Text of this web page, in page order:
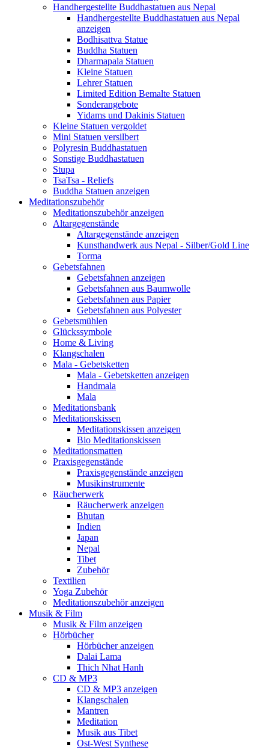
Handhergestellte Buddhastatuen aus Nepal
Handhergestellte Buddhastatuen aus Nepal
anzeigen
Bodhisattva Statue
Buddha Statuen
Dharmapala Statuen
Kleine Statuen
Lehrer Statuen
Limited Edition Bemalte Statuen
Sonderangebote
Yidams und Dakinis Statuen
Kleine Statuen vergoldet
Mini Statuen versilbert
Polyresin Buddhastatuen
Sonstige Buddhastatuen
Stupa
TsaTsa - Reliefs
Buddha Statuen anzeigen
Meditationszubehör
Meditationszubehör anzeigen
Altargegenstände
Altargegenstände anzeigen
Kunsthandwerk aus Nepal - Silber/Gold Line
Torma
Gebetsfahnen
Gebetsfahnen anzeigen
Gebetsfahnen aus Baumwolle
Gebetsfahnen aus Papier
Gebetsfahnen aus Polyester
Gebetsmühlen
Glückssymbole
Home & Living
Klangschalen
Mala - Gebetsketten
Mala - Gebetsketten anzeigen
Handmala
Mala
Meditationsbank
Meditationskissen
Meditationskissen anzeigen
Bio Meditationskissen
Meditationsmatten
Praxisgegenstände
Praxisgegenstände anzeigen
Musikinstrumente
Räucherwerk
Räucherwerk anzeigen
Bhutan
Indien
Japan
Nepal
Tibet
Zubehör
Textilien
Yoga Zubehör
Meditationszubehör anzeigen
Musik & Film
Musik & Film anzeigen
Hörbücher
Hörbücher anzeigen
Dalai Lama
Thich Nhat Hanh
CD & MP3
CD & MP3 anzeigen
Klangschalen
Mantren
Meditation
Musik aus Tibet
Ost-West Synthese